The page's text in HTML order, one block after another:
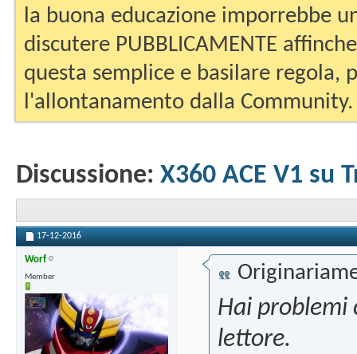
la buona educazione imporrebbe
discutere PUBBLICAMENTE
questa semplice e basilare regola,
l'allontanamento dalla Community.
Discussione: X360 ACE V1 su
17-12-2016
Worf
Member
Hai problemi
lettore.